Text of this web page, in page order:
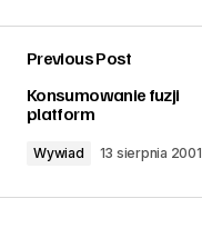
Previous Post
Konsumowanie fuzji
platform
Wywiad 13 sierpnia 2001